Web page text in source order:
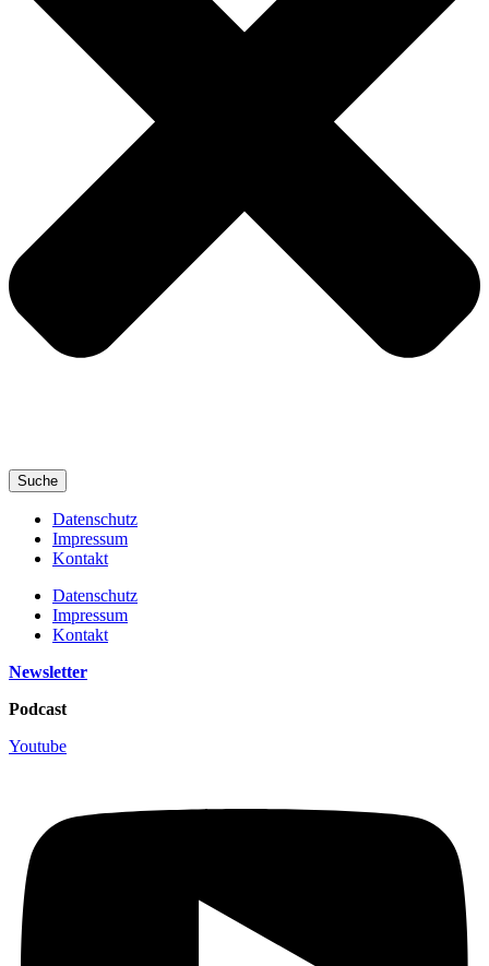
Suche
Datenschutz
Impressum
Kontakt
Datenschutz
Impressum
Kontakt
Newsletter
Podcast
Youtube